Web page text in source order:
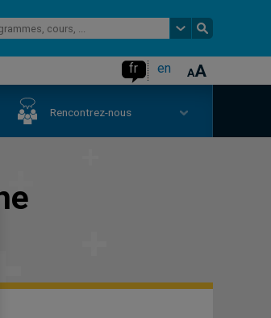
fr en
Rencontrez-nous